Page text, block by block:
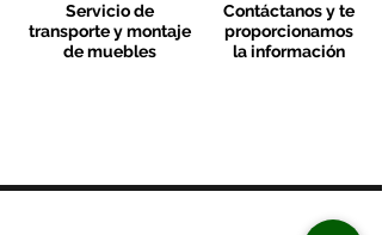
Servicio de
transporte y montaje
de muebles
Contáctanos y te
proporcionamos
la información
MOBLES VALLS